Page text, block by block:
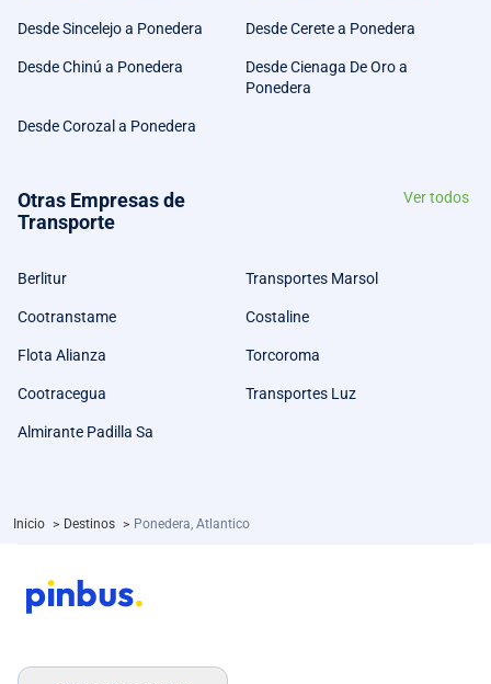
Desde Sincelejo a Ponedera Desde Cerete a Ponedera
Desde Chinú a Ponedera
Desde Cienaga De Oro a
Ponedera
Desde Corozal a Ponedera
Otras Empresas de
Transporte
Ver todos
Berlitur Transportes Marsol
Cootranstame Costaline
Flota Alianza Torcoroma
Cootracegua Transportes Luz
Almirante Padilla Sa
Inicio > Destinos > Ponedera, Atlantico